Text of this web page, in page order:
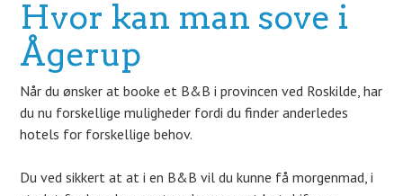
Hvor kan man sove i
Ågerup
Når du ønsker at booke et B&B i provincen ved Roskilde, har
du nu forskellige muligheder fordi du finder anderledes
hotels for forskellige behov.
Du ved sikkert at at i en B&B vil du kunne få morgenmad, i